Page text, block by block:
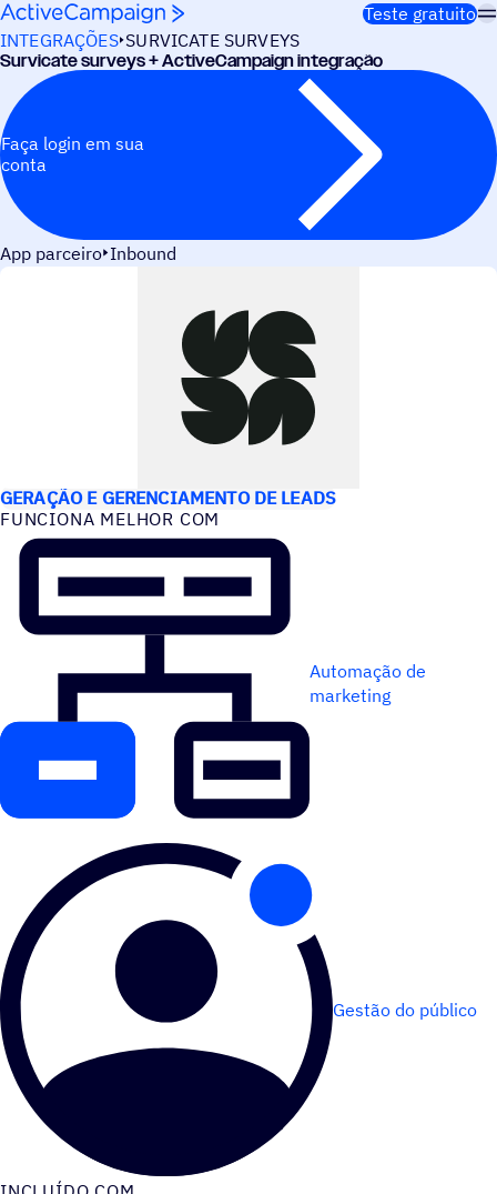
Pular para o conteúdo
Teste gratuito
INTEGRAÇÕES SURVICATE SURVEYS
Survicate surveys + ActiveCampaign integração
Faça login em sua
conta
App parceiro Inbound
GERAÇÃO E GERENCIAMENTO DE LEADS
FUNCIONA MELHOR COM
Automação de
marketing
Gestão do público